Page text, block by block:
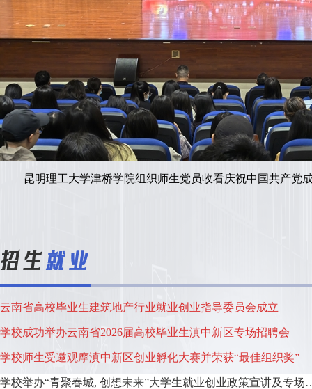
昆明理工大学津桥学院组织师生党员收看庆祝中国共产党
云南省高校毕业生建筑地产行业就业创业指导委员会成立
学校成功举办云南省2026届高校毕业生滇中新区专场招聘会
学校师生受邀观摩滇中新区创业孵化大赛并荣获“最佳组织奖”
学校举办“青聚春城, 创想未来